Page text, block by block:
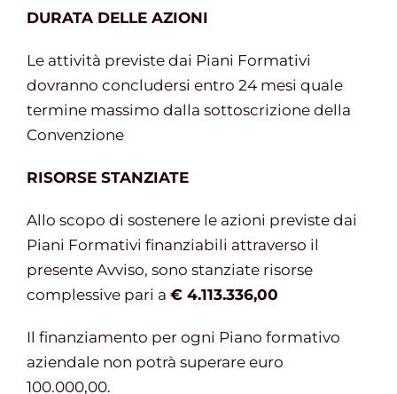
DURATA DELLE AZIONI
Le attività previste dai Piani Formativi
dovranno concludersi entro 24 mesi quale
termine massimo dalla sottoscrizione della
Convenzione
RISORSE STANZIATE
Allo scopo di sostenere le azioni previste dai
Piani Formativi finanziabili attraverso il
presente Avviso, sono stanziate risorse
complessive pari a € 4.113.336,00
Il finanziamento per ogni Piano formativo
aziendale non potrà superare euro
100.000,00.